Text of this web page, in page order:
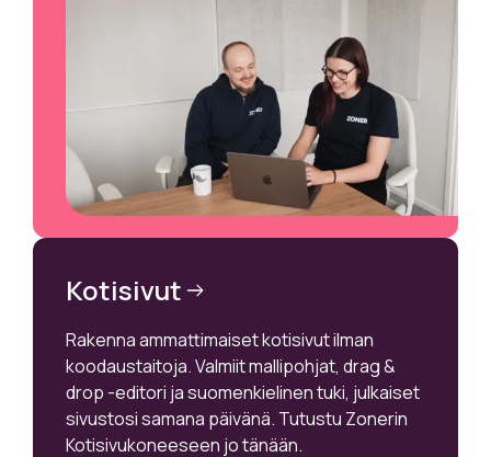
Kotisivut
Rakenna ammattimaiset kotisivut ilman
koodaustaitoja. Valmiit mallipohjat, drag &
drop -editori ja suomenkielinen tuki, julkaiset
sivustosi samana päivänä. Tutustu Zonerin
Kotisivukoneeseen jo tänään.